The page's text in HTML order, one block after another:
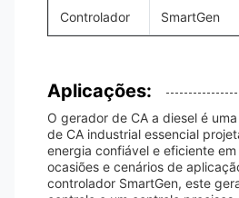
Controlador SmartGen
Aplicações:
O gerador de CA a diesel é
de CA industrial essencial
energia confiável e eficiente
ocasiões e cenários de
controlador SmartGen, este